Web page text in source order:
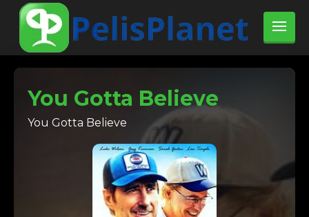
You Gotta Believe
You Gotta Believe